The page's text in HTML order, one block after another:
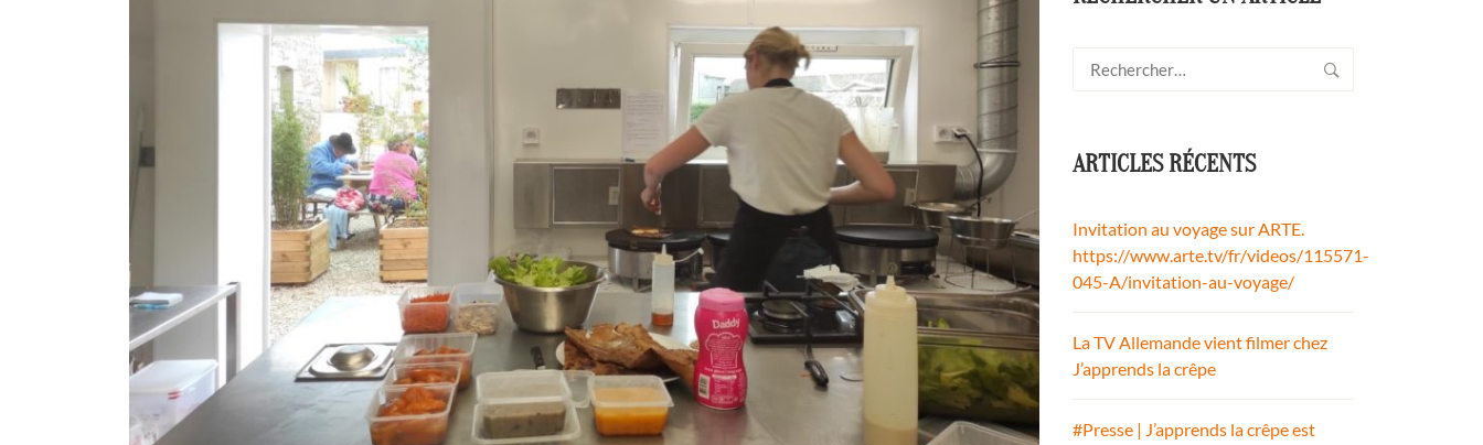
Rechercher :
ARTICLES RÉCENTS
Invitation au voyage sur ARTE.
https://www.arte.tv/fr/videos/115571-
045-A/invitation-au-voyage/
La TV Allemande vient filmer chez
J’apprends la crêpe
#Presse | J’apprends la crêpe est